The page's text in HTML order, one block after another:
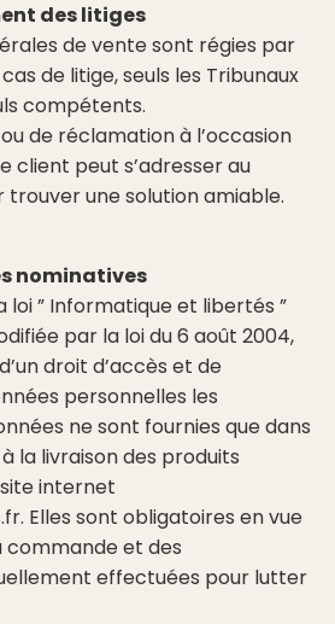
des litiges
de vente sont régies par
de litige, seuls les Tribunaux
compétents.
de réclamation à l’occasion
client peut s’adresser au
une solution amiable.
nominatives
” Informatique et libertés ”
par la loi du 6 août 2004,
droit d’accès et de
personnelles les
ne sont fournies que dans
la livraison des produits
internet
Elles sont obligatoires en vue
et des
effectuées pour lutter